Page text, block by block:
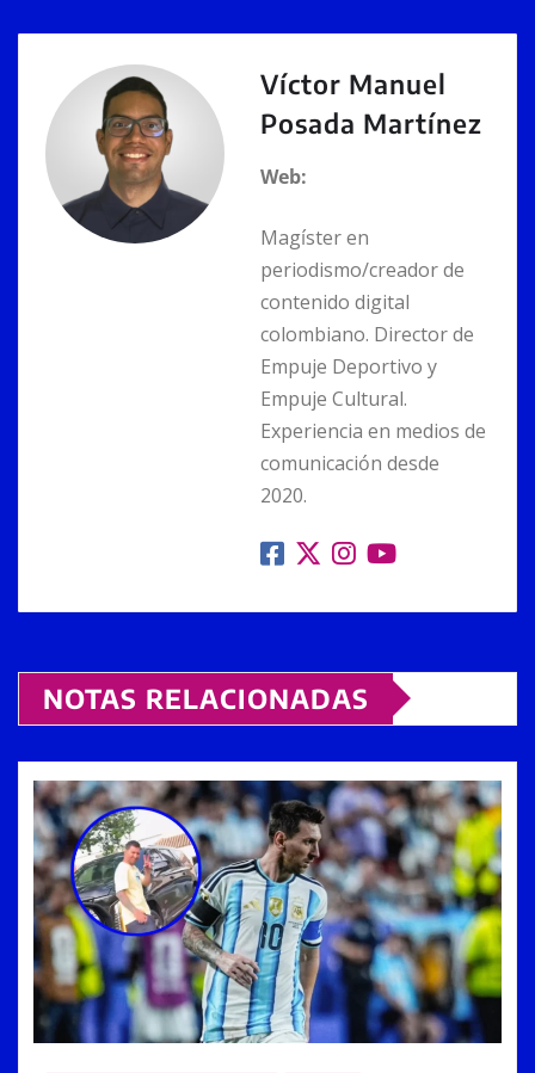
k p o
k
er
Víctor Manuel
Posada Martínez
Web:
Magíster en
periodismo/creador de
contenido digital
colombiano. Director de
Empuje Deportivo y
Empuje Cultural.
Experiencia en medios de
comunicación desde
2020.
NOTAS RELACIONADAS